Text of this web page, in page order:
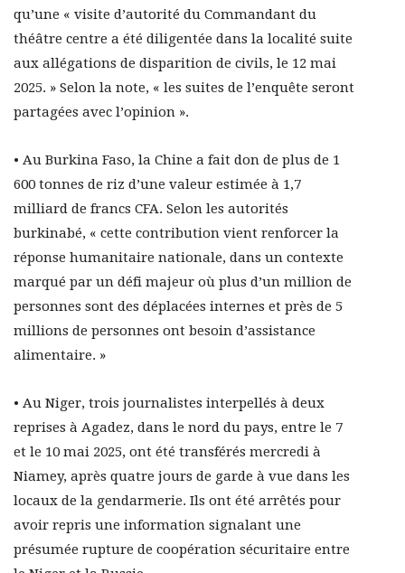
qu’une « visite d’autorité du Commandant du
théâtre centre a été diligentée dans la localité suite
aux allégations de disparition de civils, le 12 mai
2025. » Selon la note, « les suites de l’enquête seront
partagées avec l’opinion ».
• Au Burkina Faso, la Chine a fait don de plus de 1
600 tonnes de riz d’une valeur estimée à 1,7
milliard de francs CFA. Selon les autorités
burkinabé, « cette contribution vient renforcer la
réponse humanitaire nationale, dans un contexte
marqué par un défi majeur où plus d’un million de
personnes sont des déplacées internes et près de 5
millions de personnes ont besoin d’assistance
alimentaire. »
• Au Niger, trois journalistes interpellés à deux
reprises à Agadez, dans le nord du pays, entre le 7
et le 10 mai 2025, ont été transférés mercredi à
Niamey, après quatre jours de garde à vue dans les
locaux de la gendarmerie. Ils ont été arrêtés pour
avoir repris une information signalant une
présumée rupture de coopération sécuritaire entre